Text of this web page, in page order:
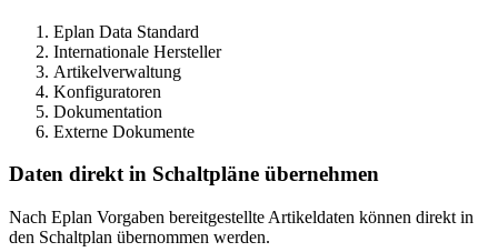
Eplan Data Standard
Internationale Hersteller
Artikelverwaltung
Konfiguratoren
Dokumentation
Externe Dokumente
Daten direkt in Schaltpläne übernehmen
Nach Eplan Vorgaben bereitgestellte Artikeldaten können direkt in
den Schaltplan übernommen werden.